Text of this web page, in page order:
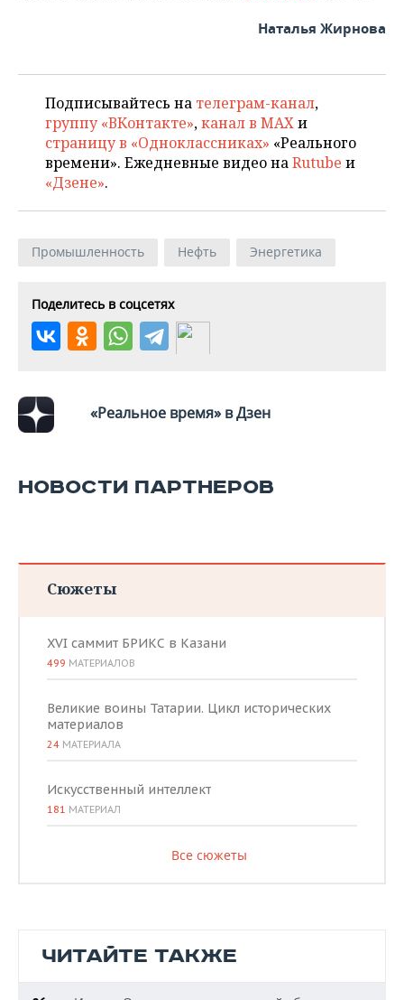
Наталья Жирнова
Подписывайтесь на телеграм-канал,
группу «ВКонтакте»,канал в MAXи
страницу в «Одноклассниках» «Реального
времени». Ежедневные видео наRutube и
«Дзене».
Промышленность Нефть Энергетика
Поделитесь в соцсетях
«Реальное время» в Дзен
НОВОСТИ ПАРТНЕРОВ
Сюжеты
XVI саммит БРИКС в Казани
499 МАТЕРИАЛОВ
Великие воины Татарии. Цикл исторических
материалов
24 МАТЕРИАЛА
Искусственный интеллект
181 МАТЕРИАЛ
Все сюжеты
ЧИТАЙТЕ ТАКЖЕ